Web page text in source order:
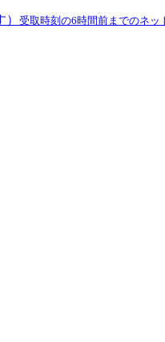
受取時刻の6時間前までのネッ